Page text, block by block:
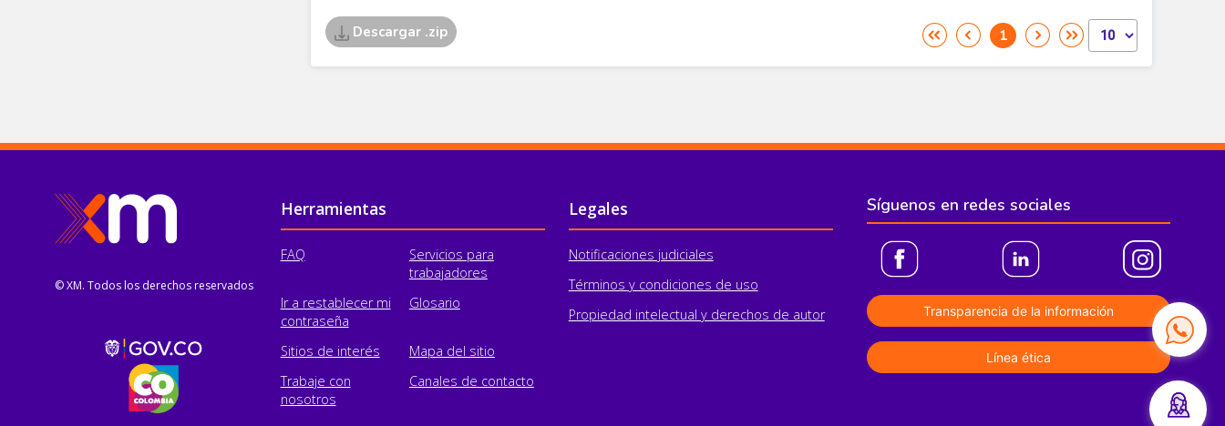
© XM. Todos los derechos reservados
Pie de página
Herramientas
FAQ
Servicios para
trabajadores
Ir a restablecer mi
contraseña
Glosario
Sitios de interés
Mapa del sitio
Trabaje con
nosotros
Canales de contacto
Legales
Notificaciones judiciales
Términos y condiciones de uso
Propiedad intelectual y derechos de autor
Síguenos en redes sociales
Transparencia de la información
Línea ética